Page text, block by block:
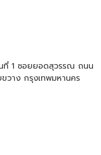
ที่ 1 ซอยยอดสุวรรณ ถนน
วาง กรุงเทพมหานคร